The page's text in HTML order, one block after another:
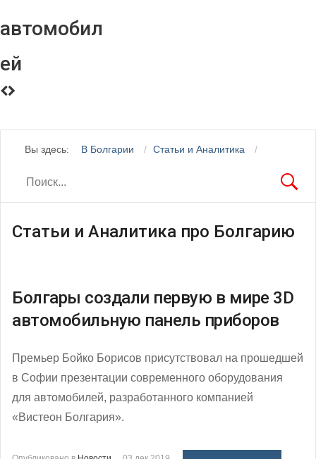
автомобил
ей
Вы здесь: В Болгарии Статьи и Аналитика
Статьи и Аналитика про Болгарию
Болгары создали первую в мире 3D
автомобильную панель приборов
Премьер Бойко Борисов присутствовал на прошедшей
в Софии презентации современного оборудования
для автомобилей, разработанного компанией
«Вистеон Болгария».